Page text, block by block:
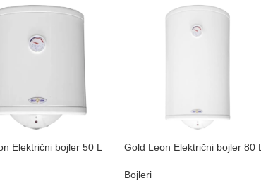
Električni bojler 50 L Gold Leon Električni bojler 80 L
Bojleri